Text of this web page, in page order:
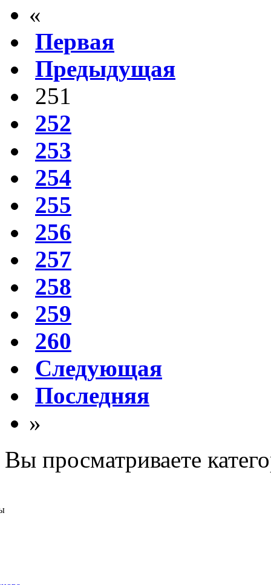
«
Первая
Предыдущая
251
252
253
254
255
256
257
258
259
260
Следующая
Последняя
»
Вы просматриваете